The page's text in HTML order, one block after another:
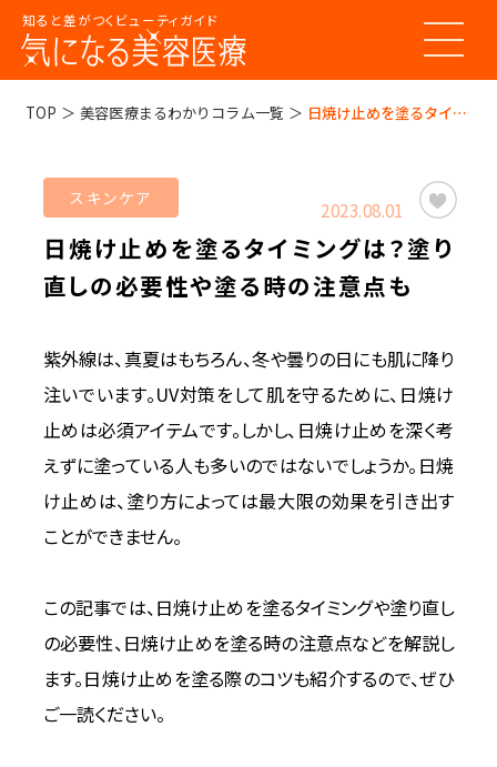
知ると差がつくビューティガイド
トップページ
美容医療ってなんだろう？
美容医療のスケジュール
美容医療キーワード辞典
美容医療まるわかりコラム
美容医療クリニック紹介
LINE 友だち登録
For CLINIC
TOP 美容医療まるわかりコラム一覧 日焼け止めを塗るタイミングは？塗り直しの必要性や塗る時の注意点も
スキンケア 2023.08.01
日焼け止めを塗るタイミングは？塗り
直しの必要性や塗る時の注意点も
紫外線は、真夏はもちろん、冬や曇りの日にも肌に降り
注いでいます。UV対策をして肌を守るために、日焼け
止めは必須アイテムです。しかし、日焼け止めを深く考
えずに塗っている人も多いのではないでしょうか。日焼
け止めは、塗り方によっては最大限の効果を引き出す
ことができません。
この記事では、日焼け止めを塗るタイミングや塗り直し
の必要性、日焼け止めを塗る時の注意点などを解説し
ます。日焼け止めを塗る際のコツも紹介するので、ぜひ
ご一読ください。